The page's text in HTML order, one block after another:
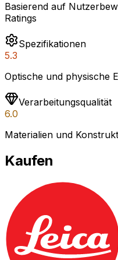
Basierend auf
Ratings
Spezifikationen
5.3
Optische und physische
Verarbeitungsqualität
6.0
Materialien und
Kaufen